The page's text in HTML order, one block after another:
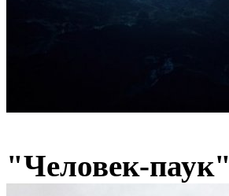
"Человек-паук"